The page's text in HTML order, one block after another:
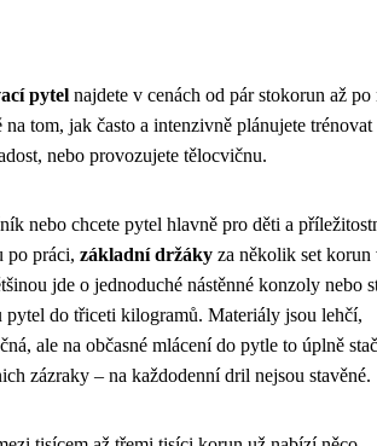
pytel najdete v cenách od pár stokorun až
tom, jak často a intenzivně plánujete trénovat
nebo provozujete tělocvičnu.
nebo chcete pytel hlavně pro děti a
po práci, základní držáky za několik set korun
jde o jednoduché nástěnné konzoly nebo
pytel do třiceti kilogramů. Materiály jsou lehčí,
ale na občasné mlácení do pytle to úplně
zázraky – na každodenní dril nejsou stavěné.